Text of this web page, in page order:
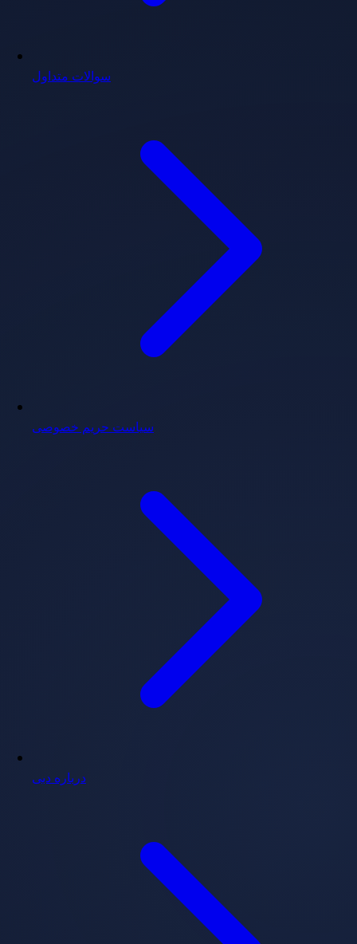
سوالات متداول
سیاست حریم خصوصی
درباره دبی